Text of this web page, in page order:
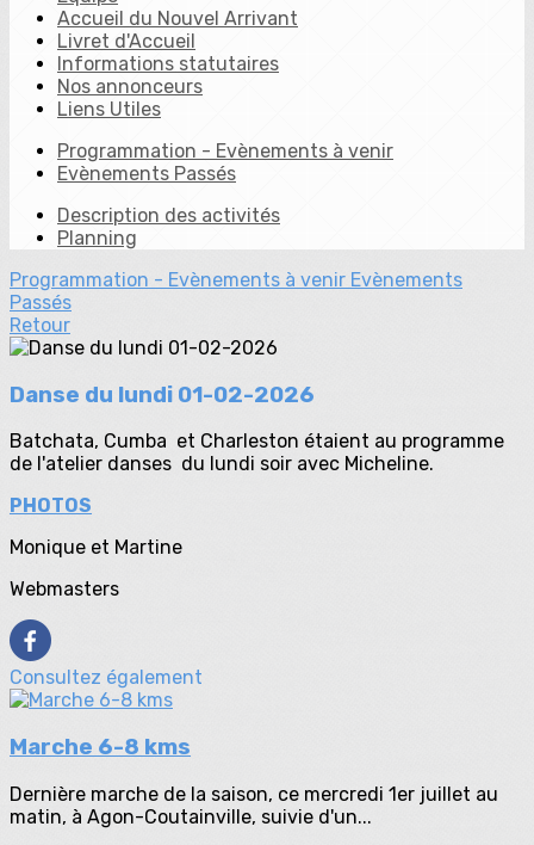
Accueil du Nouvel Arrivant
Livret d'Accueil
Informations statutaires
Nos annonceurs
Liens Utiles
Programmation - Evènements à venir
Evènements Passés
Description des activités
Planning
Programmation - Evènements à venir Evènements
Passés
Retour
Danse du lundi 01-02-2026
Batchata, Cumba et Charleston étaient au programme
de l'atelier danses du lundi soir avec Micheline.
PHOTOS
Monique et Martine
Webmasters
Consultez également
Marche 6-8 kms
Dernière marche de la saison, ce mercredi 1er juillet au
matin, à Agon-Coutainville, suivie d'un...